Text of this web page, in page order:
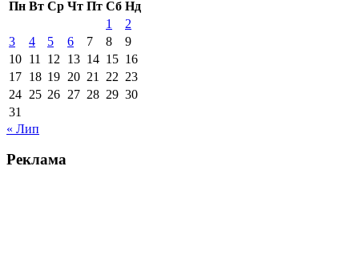
Пн Вт Ср Чт Пт Сб Нд
1
2
3
4 5 6 7 8
9
10 11 12 13 14 15 16
17 18 19 20 21 22 23
24 25 26 27 28 29 30
31
« Лип
Реклама